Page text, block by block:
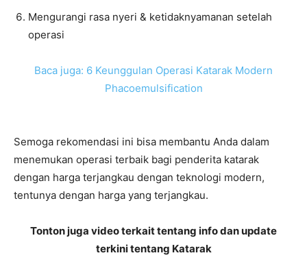
Mengurangi rasa nyeri & ketidaknyamanan setelah
operasi
Baca juga: 6 Keunggulan Operasi Katarak Modern
Phacoemulsification
Semoga rekomendasi ini bisa membantu Anda dalam
menemukan operasi terbaik bagi penderita katarak
dengan harga terjangkau dengan teknologi modern,
tentunya dengan harga yang terjangkau.
Tonton juga video terkait tentang info dan update
terkini tentang Katarak